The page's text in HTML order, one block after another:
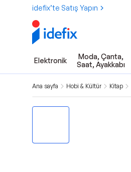
idefix’te Satış Yapın
Elektronik
Moda, Çanta,
Saat, Ayakkabı
Ana sayfa Hobi & Kültür Kitap